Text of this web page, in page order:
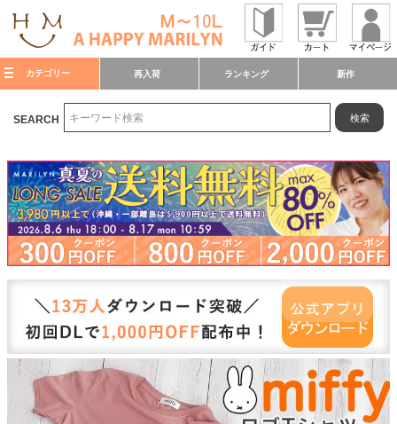
カテゴリー 再入荷 ランキング 新作
SEARCH 検索